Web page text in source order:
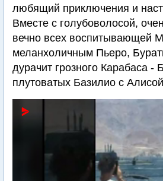
любящий приключения и
Вместе с голубоволосой,
вечно всех воспитывающей
меланхоличным Пьеро,
дурачит грозного Карабаса -
плутоватых Базилио с